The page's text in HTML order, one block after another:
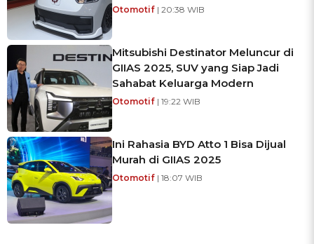
Otomotif | 20:38 WIB
Mitsubishi Destinator Meluncur di
GIIAS 2025, SUV yang Siap Jadi
Sahabat Keluarga Modern
Otomotif | 19:22 WIB
Ini Rahasia BYD Atto 1 Bisa Dijual
Murah di GIIAS 2025
Otomotif | 18:07 WIB